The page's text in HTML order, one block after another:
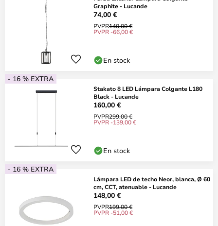
Graphite - Lucande
74,00 €
PVPR140,00 €
PVPR -66,00 €
En stock
- 16 % EXTRA
Stakato 8 LED Lámpara Colgante L180
Black - Lucande
160,00 €
PVPR299,00 €
PVPR -139,00 €
En stock
- 16 % EXTRA
Lámpara LED de techo Neor, blanca, Ø 60
cm, CCT, atenuable - Lucande
148,00 €
PVPR199,00 €
PVPR -51,00 €